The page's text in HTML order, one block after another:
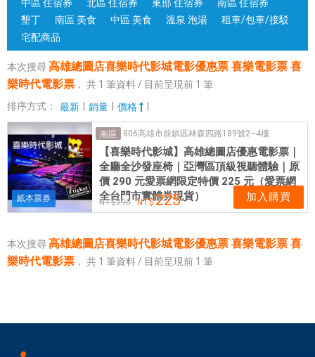
影
惠
票
喜
電
影
票
喜
樂
時
電
影
票
中區 住宿券
北區 住宿券 東部 住宿券
南區 住宿券
墾丁
南區 美食 中區 美食 溫泉 泡湯
租車/包車/接駁
宅配商品
本次搜尋 高雄總圖店喜樂時代影城電影優惠票 喜樂電影票 喜
樂時代電影票 ， 共 1 筆資料 / 目前呈現前 1 筆
排序方式：
最新 銷量 價格
紙本票券
南區 806高雄市前鎮區林森四路189號2~4樓
【喜樂時代影城】高雄總圖店優惠電影票｜
全廳全沙發座椅｜亞灣區頂級視聽體驗｜原
價 290 元愛票網限定特價 225 元（愛票網
全台門市實體券現貨）
290 225 加入購買
本次搜尋 高雄總圖店喜樂時代影城電影優惠票 喜樂電影票 喜
樂時代電影票 ， 共 1 筆資料 / 目前呈現前 1 筆